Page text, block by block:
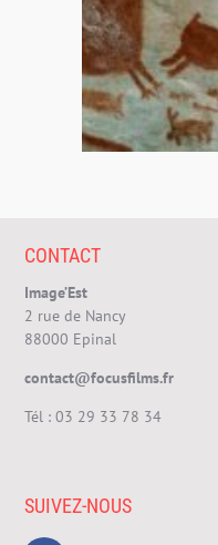
CONTACT
Image’Est
2 rue de Nancy
88000 Epinal
contact@focusfilms.fr
Tél :03 29 33 78 34
SUIVEZ-NOUS